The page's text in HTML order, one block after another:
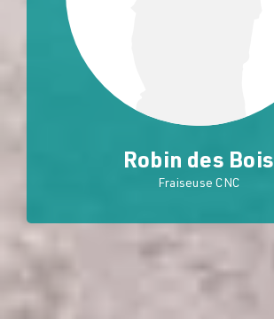
Robin des Bois
Fraiseuse CNC